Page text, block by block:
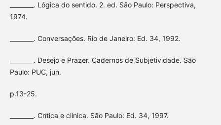
________. Lógica do sentido. 2. ed. São Paulo: Perspectiva,
1974.
________. Conversações. Rio de Janeiro: Ed. 34, 1992.
________. Desejo e Prazer. Cadernos de Subjetividade. São
Paulo: PUC, jun.
p.13-25.
________. Crítica e clínica. São Paulo: Ed. 34, 1997.